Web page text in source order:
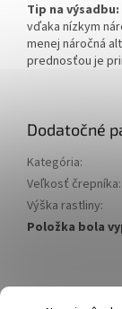
Tip na výsadbu:
vďaka nízkym
menej náročná
prednosťou je
Dodatočné
Kategória:
Veľkosť črepníka:
Výška rastliny:
Položka bola
á